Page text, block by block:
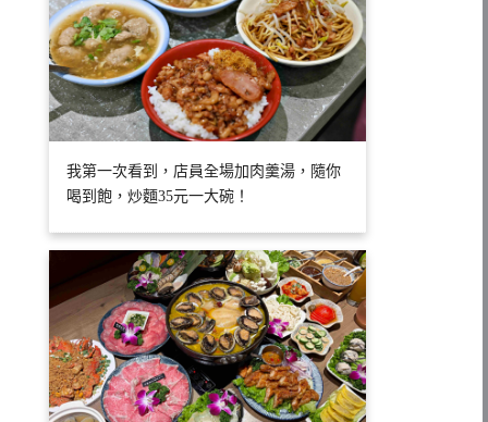
我第一次看到，店員全場加肉羹湯，隨你
喝到飽，炒麵35元一大碗！